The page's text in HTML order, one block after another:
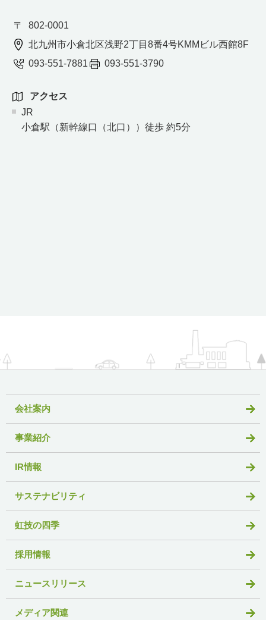
802-0001
北九州市小倉北区浅野2丁目8番4号KMMビル西館8F
093-551-7881
093-551-3790
アクセス
JR
小倉駅（新幹線口（北口））徒歩 約5分
会社案内
事業紹介
IR情報
サステナビリティ
虹技の四季
採用情報
ニュースリリース
メディア関連